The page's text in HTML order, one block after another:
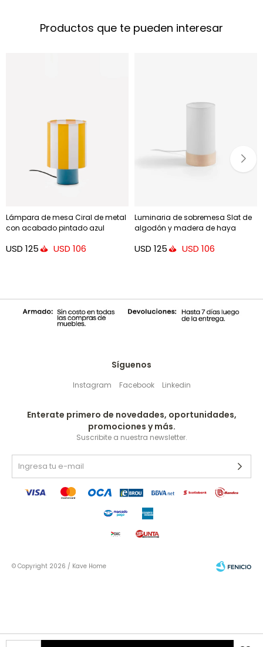
Productos que te pueden interesar
Lámpara de mesa Ciral de metal
con acabado pintado azul
USD 125 USD 106
Luminaria de sobremesa Slat de
algodón y madera de haya
USD 125 USD 106
Síguenos
Instagram Facebook Linkedin
Enterate primero de novedades, oportunidades,
promociones y más.
Suscribite a nuestra newsletter.
© Copyright 2026 / Kave Home